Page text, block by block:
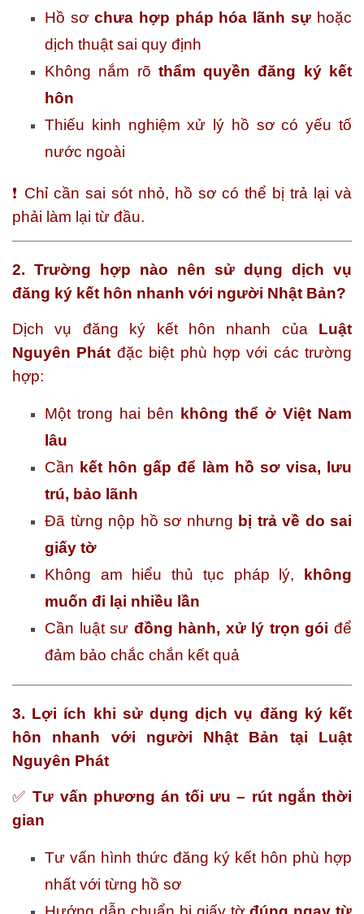
Hồ sơ chưa hợp pháp hóa lãnh sự hoặc
dịch thuật sai quy định
Không nắm rõ thẩm quyền đăng ký kết
hôn
Thiếu kinh nghiệm xử lý hồ sơ có yếu tố
nước ngoài
❗ Chỉ cần sai sót nhỏ, hồ sơ có thể bị trả lại và
phải làm lại từ đầu.
2. Trường hợp nào nên sử dụng dịch vụ
đăng ký kết hôn nhanh với người Nhật Bản?
Dịch vụ đăng ký kết hôn nhanh của Luật
Nguyên Phát đặc biệt phù hợp với các trường
hợp:
Một trong hai bên
không thể ở Việt Nam
lâu
Cần kết hôn gấp để làm hồ sơ visa, lưu
trú, bảo lãnh
Đã từng nộp hồ sơ nhưng bị trả về do sai
giấy tờ
Không am hiểu thủ tục pháp lý,
không
muốn đi lại nhiều lần
Cần luật sư đồng hành, xử lý trọn gói để
đảm bảo chắc chắn kết quả
3. Lợi ích khi sử dụng dịch vụ đăng ký kết
hôn nhanh với người Nhật Bản tại Luật
Nguyên Phát
✅Tư vấn phương án tối ưu – rút ngắn thời
gian
Tư vấn hình thức đăng ký kết hôn phù hợp
nhất với từng hồ sơ